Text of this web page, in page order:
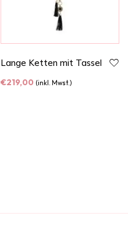
Lange Ketten mit Tassel
€219,00 (inkl. Mwst.)